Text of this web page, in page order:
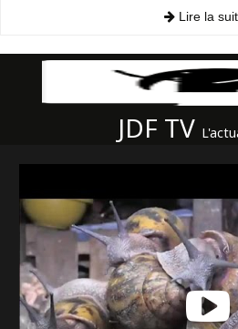
Lire la
JDF TV